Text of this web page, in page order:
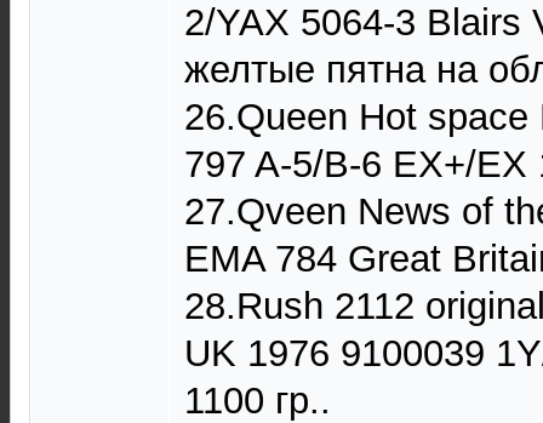
2/YAX 5064-3 Blairs
желтые пятна на
26.Queen Hot
797 A-5/B-6 EX+/EX
27.Qveen News of
EMA 784 Great
28.Rush 2112
UK 1976 9100039
1100 гр..